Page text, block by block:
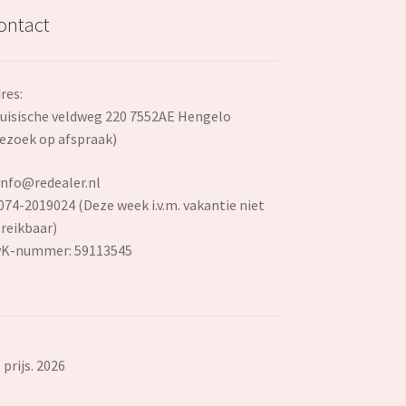
veldweg 220 7552AE Hengelo
op afspraak)
2019024 (Deze week i.v.m. vakantie niet
nummer: 59113545
2026